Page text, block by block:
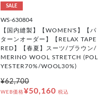
SALE
WS-630804
【国内縫製】【WOMEN'S】【パ
ターンオーダー】【RELAX TAPE
RED】【春夏】スーツ/ブラウン/
MERINO WOOL STRETCH (POL
YESTER70%/WOOL30%)
¥62,700
WEB価格¥50,160 税込